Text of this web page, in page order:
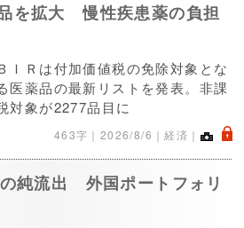
を拡大 慢性疾患薬の負担
ＩＲは付加価値税の免除対象とな
医薬品の最新リストを発表。非課
対象が2277品目に
463字｜ 2026/8/6 ｜経済｜ .
純流出 外国ポートフォリ